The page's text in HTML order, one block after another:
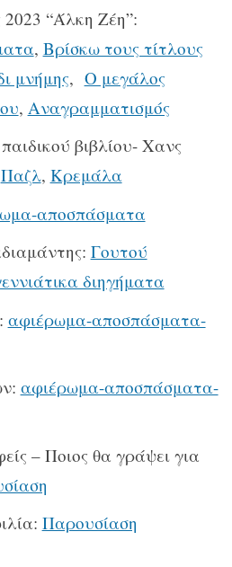
2023 “Άλκη Ζέη”:
, Βρίσκω τους τίτλους
μνήμης, Ο μεγάλος
, Αναγραμματισμός
βιβλίου- Χανς
Παζλ, Κρεμάλα
αποσπάσματα
Γουτού
διηγήματα
αφιέρωμα-αποσπάσματα-
αφιέρωμα-αποσπάσματα-
– Ποιος θα γράψει για
Παρουσίαση